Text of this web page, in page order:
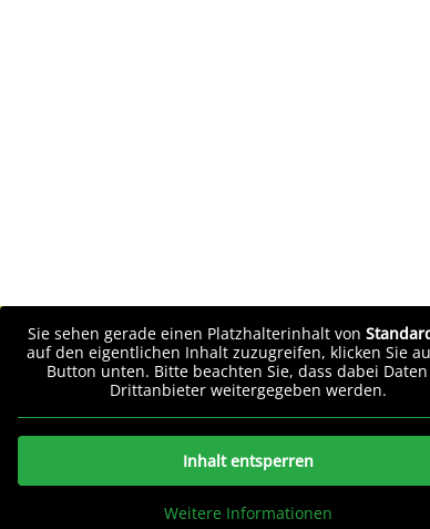
Sie sehen gerade einen Platzhalterinhalt von
auf den eigentlichen Inhalt zuzugreifen, klicken Sie
Button unten. Bitte beachten Sie, dass dabei
Drittanbieter weitergegeben werden.
Inhalt entsperren
Weitere Informationen